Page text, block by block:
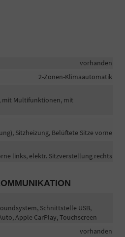
vorhanden
2-Zonen-Klimaautomatik
mit Multifunktionen, mit
Sitzheizung, Belüftete Sitze vorne
links, elektr. Sitzverstellung rechts
Schnittstelle USB,
Apple CarPlay, Touchscreen
vorhanden